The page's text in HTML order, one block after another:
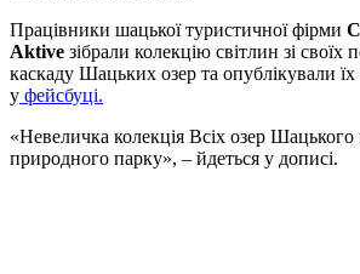
Працівники шацької туристичної фірми
Aktive зібрали колекцію світлин зі
каскаду Шацьких озер та опублікували їх
у фейсбуці.
«Невеличка колекція Всіх озер Шацького
природного парку», – йдеться у дописі.